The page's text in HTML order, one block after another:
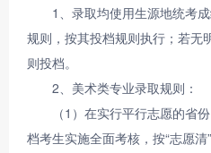
1、录取均使用生源地统考
规则，按其投档规则执行；若无
则投档。
2、美术类专业录取规则：
（1）在实行平行志愿的省
档考生实施全面考核，按“志愿